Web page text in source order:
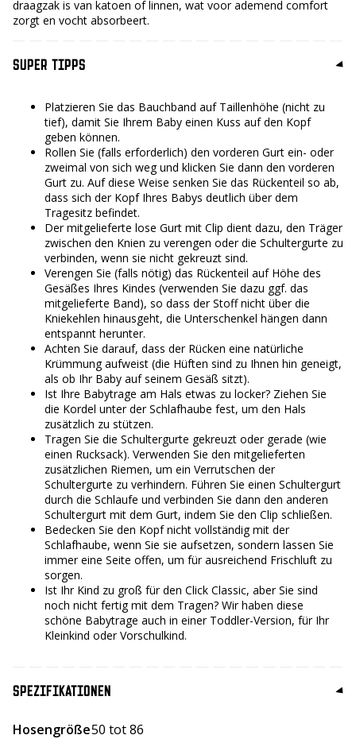
draagzak is van katoen of linnen, wat voor ademend comfort
zorgt en vocht absorbeert.
SUPER TIPPS
Platzieren Sie das Bauchband auf Taillenhöhe (nicht zu
tief), damit Sie Ihrem Baby einen Kuss auf den Kopf
geben können.
Rollen Sie (falls erforderlich) den vorderen Gurt ein- oder
zweimal von sich weg und klicken Sie dann den vorderen
Gurt zu. Auf diese Weise senken Sie das Rückenteil so ab,
dass sich der Kopf Ihres Babys deutlich über dem
Tragesitz befindet.
Der mitgelieferte lose Gurt mit Clip dient dazu, den Träger
zwischen den Knien zu verengen oder die Schultergurte zu
verbinden, wenn sie nicht gekreuzt sind.
Verengen Sie (falls nötig) das Rückenteil auf Höhe des
Gesäßes Ihres Kindes (verwenden Sie dazu ggf. das
mitgelieferte Band), so dass der Stoff nicht über die
Kniekehlen hinausgeht, die Unterschenkel hängen dann
entspannt herunter.
Achten Sie darauf, dass der Rücken eine natürliche
Krümmung aufweist (die Hüften sind zu Ihnen hin geneigt,
als ob Ihr Baby auf seinem Gesäß sitzt).
Ist Ihre Babytrage am Hals etwas zu locker? Ziehen Sie
die Kordel unter der Schlafhaube fest, um den Hals
zusätzlich zu stützen.
Tragen Sie die Schultergurte gekreuzt oder gerade (wie
einen Rucksack). Verwenden Sie den mitgelieferten
zusätzlichen Riemen, um ein Verrutschen der
Schultergurte zu verhindern. Führen Sie einen Schultergurt
durch die Schlaufe und verbinden Sie dann den anderen
Schultergurt mit dem Gurt, indem Sie den Clip schließen.
Bedecken Sie den Kopf nicht vollständig mit der
Schlafhaube, wenn Sie sie aufsetzen, sondern lassen Sie
immer eine Seite offen, um für ausreichend Frischluft zu
sorgen.
Ist Ihr Kind zu groß für den Click Classic, aber Sie sind
noch nicht fertig mit dem Tragen? Wir haben diese
schöne Babytrage auch in einer Toddler-Version, für Ihr
Kleinkind oder Vorschulkind.
SPEZIFIKATIONEN
Hosengröße50 tot 86